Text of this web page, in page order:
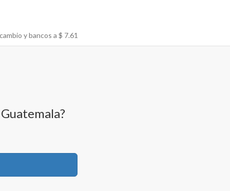
y bancos a $ 7.61